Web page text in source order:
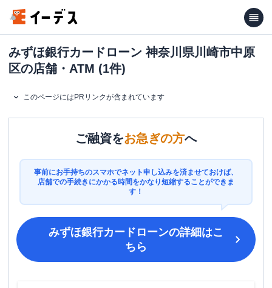
みずほ銀行カードローン 神奈川県川崎市中原
区の店舗・ATM (1件)
このページにはPRリンクが含まれています
ご融資をお急ぎの方へ
事前にお手持ちのスマホでネット申し込みを済ませておけば、
店舗での手続きにかかる時間をかなり短縮することができま
す！
みずほ銀行カードローンの詳細はこ
ちら